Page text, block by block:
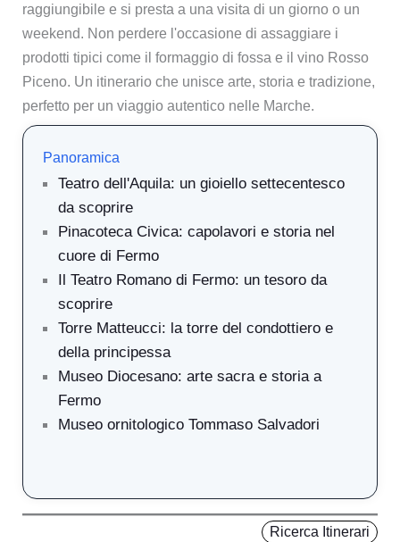
raggiungibile e si presta a una visita di un giorno o un
weekend. Non perdere l'occasione di assaggiare i
prodotti tipici come il formaggio di fossa e il vino Rosso
Piceno. Un itinerario che unisce arte, storia e tradizione,
perfetto per un viaggio autentico nelle Marche.
Panoramica
Teatro dell'Aquila: un gioiello settecentesco
da scoprire
Pinacoteca Civica: capolavori e storia nel
cuore di Fermo
Il Teatro Romano di Fermo: un tesoro da
scoprire
Torre Matteucci: la torre del condottiero e
della principessa
Museo Diocesano: arte sacra e storia a
Fermo
Museo ornitologico Tommaso Salvadori
Ricerca Itinerari